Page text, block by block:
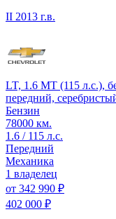
II 2013 г.в.
LT, 1.6 MT (115 л.с.),
передний,
Бензин
78000 км.
1.6 / 115 л.с.
Передний
Механика
1 владелец
от 342 990 ₽
402 000 ₽